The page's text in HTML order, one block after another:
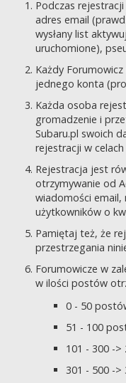
Podczas
adres email
wysłany list
uruchomione),
Każdy
jednego konta
Każda osoba
gromadzenie i
Subaru.pl swoich
rejestracji w
Rejestracja jest
otrzymywanie od
wiadomości email,
użytkowników o
Pamiętaj też, że
przestrzegania
Forumowicze w
w ilości postów
0 - 50
51 - 100
101 - 300 ->
301 - 500 ->